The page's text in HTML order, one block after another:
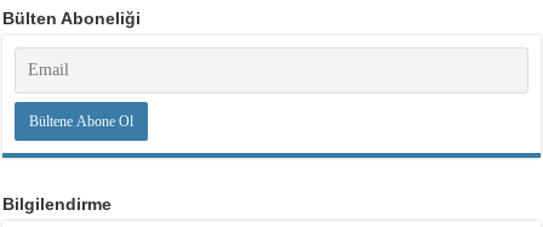
Bülten Aboneliği
Bilgilendirme